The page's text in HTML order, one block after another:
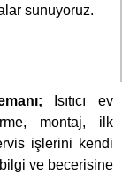
sunuyoruz.
Isıtıcı ev
montaj, ilk
işlerini kendi
ve becerisine